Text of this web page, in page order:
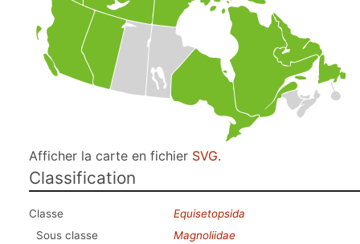
Afficher la carte en fichier SVG.
Classification
Classe
Equisetopsida
Sous classe
Magnoliidae